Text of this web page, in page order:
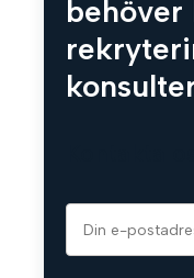
behöver